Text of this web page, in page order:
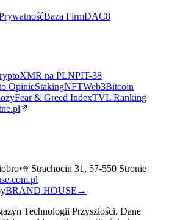
Baza FirmDAC8
XMR na PLNPIT-38
OpinieStakingNFTWeb3Bitcoin
Fear & Greed IndexTVL Ranking
•
Strachocin 31, 57-550 Stronie
BRAND HOUSE →
Technologii Przyszłości. Dane